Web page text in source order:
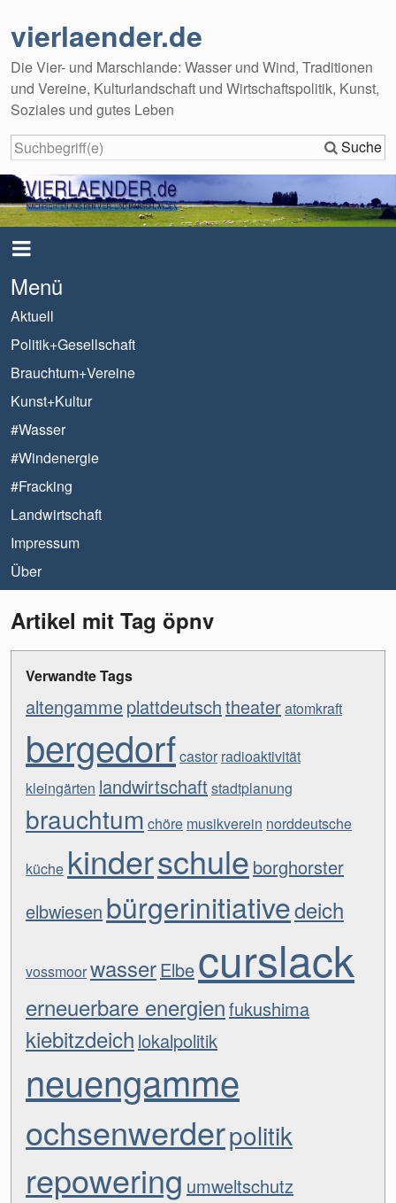
vierlaender.de
Die Vier- und Marschlande: Wasser und Wind, Traditionen
und Vereine, Kulturlandschaft und Wirtschaftspolitik, Kunst,
Soziales und gutes Leben
Suche
Menü
Aktuell
Politik+Gesellschaft
Brauchtum+Vereine
Kunst+Kultur
#Wasser
#Windenergie
#Fracking
Landwirtschaft
Impressum
Über
Artikel mit Tag öpnv
Verwandte Tags
altengammeplattdeutschtheateratomkraft
bergedorfcastor radioaktivität
kleingärten landwirtschaft stadtplanung
brauchtum chöre musikverein norddeutsche
küche kinderschule borghorster
elbwiesen bürgerinitiativedeich
vossmoorwasserElbecurslack
erneuerbare energienfukushima
kiebitzdeich lokalpolitik
neuengamme
ochsenwerderpolitik
repowering umweltschutz